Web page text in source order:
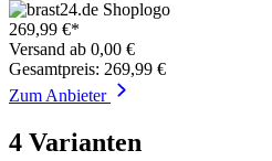
269,99 €*
Versand ab 0,00 €
Gesamtpreis: 269,99 €
Zum Anbieter
4 Varianten